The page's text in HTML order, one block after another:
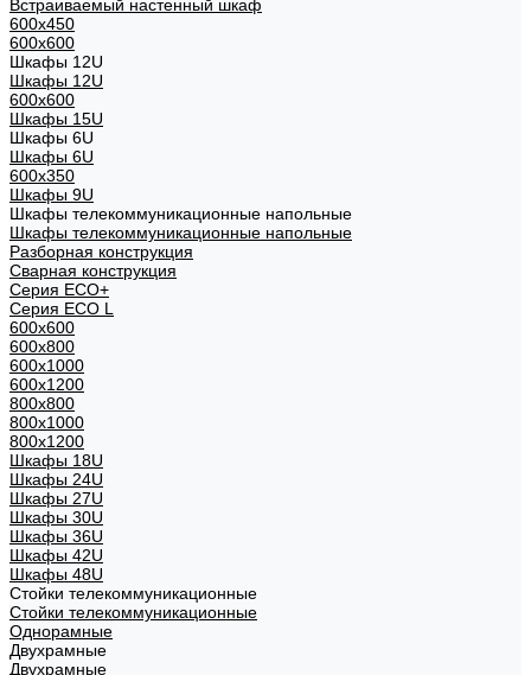
Встраиваемый настенный шкаф
600x450
600x600
Шкафы 12U
Шкафы 12U
600x600
Шкафы 15U
Шкафы 6U
Шкафы 6U
600x350
Шкафы 9U
Шкафы телекоммуникационные напольные
Шкафы телекоммуникационные напольные
Разборная конструкция
Сварная конструкция
Серия ECO+
Серия ECO L
600x600
600x800
600х1000
600х1200
800x800
800х1000
800х1200
Шкафы 18U
Шкафы 24U
Шкафы 27U
Шкафы 30U
Шкафы 36U
Шкафы 42U
Шкафы 48U
Стойки телекоммуникационные
Стойки телекоммуникационные
Однорамные
Двухрамные
Двухрамные